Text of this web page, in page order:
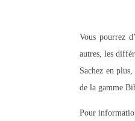
Vous pourrez
autres, les
Sachez en
de la gamme
Pour